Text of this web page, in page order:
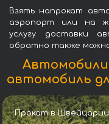
Взять напрокат
аэропорт или на
услугу доставки
обратно также
автомобиль
Прокат в Швейцарии